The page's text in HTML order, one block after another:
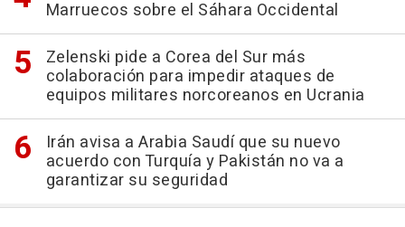
Marruecos sobre el Sáhara Occidental
Zelenski pide a Corea del Sur más
colaboración para impedir ataques de
equipos militares norcoreanos en Ucrania
Irán avisa a Arabia Saudí que su nuevo
acuerdo con Turquía y Pakistán no va a
garantizar su seguridad